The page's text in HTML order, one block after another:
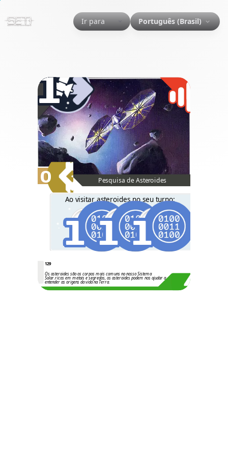
Ir para Português (Brasil)
1
Pesquisa de Asteroides
0
Ao visitar asteroides no seu turno:
1 1 1
129
Os asteroides são os corpos mais comuns no nosso Sistema
Solar.ricos em metais e segredos, os asteroides podem nos ajudar a
entender as origens da vida na Terra.